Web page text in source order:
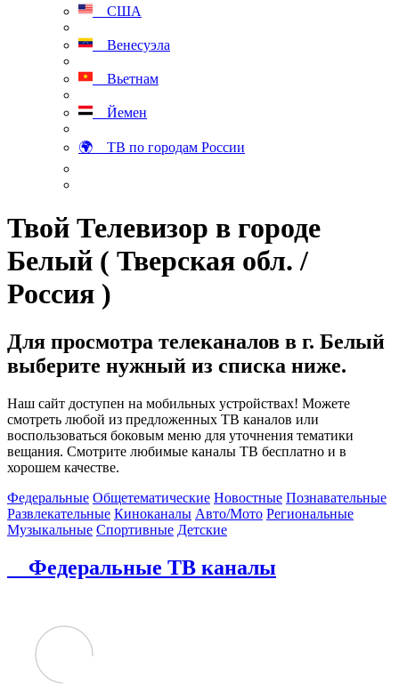
США
Венесуэла
Вьетнам
Йемен
🌍 ТВ по городам России
Твой Телевизор в городе
Белый ( Тверская обл. /
Россия )
Для просмотра телеканалов в г. Белый
выберите нужный из списка ниже.
Наш сайт доступен на мобильных устройствах! Можете
смотреть любой из предложенных ТВ каналов или
воспользоваться боковым меню для уточнения тематики
вещания. Смотрите любимые каналы ТВ бесплатно и в
хорошем качестве.
Федеральные Общетематические Новостные Познавательные
Развлекательные Киноканалы Авто/Мото Региональные
Музыкальные Спортивные Детские
Федеральные ТВ каналы